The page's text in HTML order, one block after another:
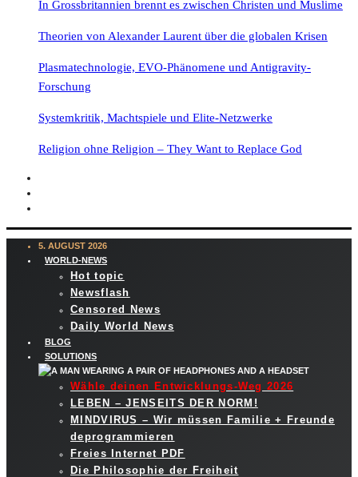
In Grossbritannien brennt es zwischen Christen und Muslime
Theorien von Alexander Laurent über die globalen Krisen
Plasmatechnologie, EVO-Phänomene und Antigravity-
Forschung
Systemkritik, Machtspiele und Elite-Netzwerke
Religion ohne Religion – They Want to Replace God
5. AUGUST 2026
WORLD-NEWS
Hot topic
Newsflash
Censored News
Daily World News
BLOG
SOLUTIONS
Wähle deinen Entwicklungs-Weg 2026
LEBEN – JENSEITS DER NORM!
MINDVIRUS – Wir müssen Familie + Freunde
deprogrammieren
Freies Internet PDF
Die Philosophie der Freiheit